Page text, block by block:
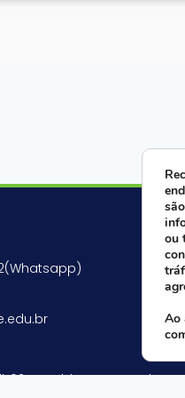
621 A - Aldeota - Fortaleza -
ou
Ao